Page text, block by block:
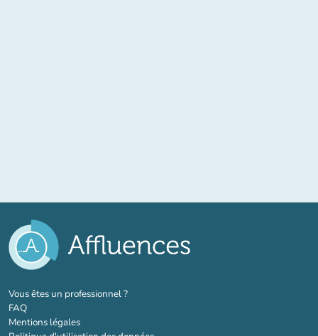
Vous êtes un professionnel ?(nouvel onglet)
FAQ
Mentions légales